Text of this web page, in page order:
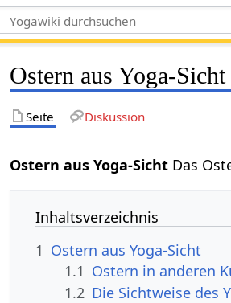
Ostern aus Yoga-Sicht
Seite Diskussion
Ostern aus Yoga-Sicht Das
Inhaltsverzeichnis
1 Ostern aus Yoga-Sicht
1.1 Ostern in anderen
1.2 Die Sichtweise des